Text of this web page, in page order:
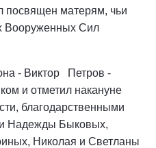
посвящен матерям, чьи
Вооруженных Сил
- Виктор Петров -
и отметил накануне
благодарственными
Надежды Быковых,
Николая и Светланы